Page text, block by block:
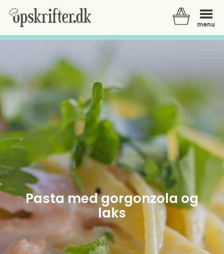
menu
Der er ingen varer i din kurv.
Pasta med gorgonzola og
laks